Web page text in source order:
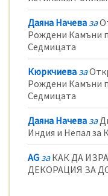
Даяна Начева за
Рождени Камъни
Седмицата
Кюркчиева за
Рождени Камъни
Седмицата
Даяна Начева за
Индия и Непал за
AG за КАК ДА
ДЕКОРАЦИЯ ЗА